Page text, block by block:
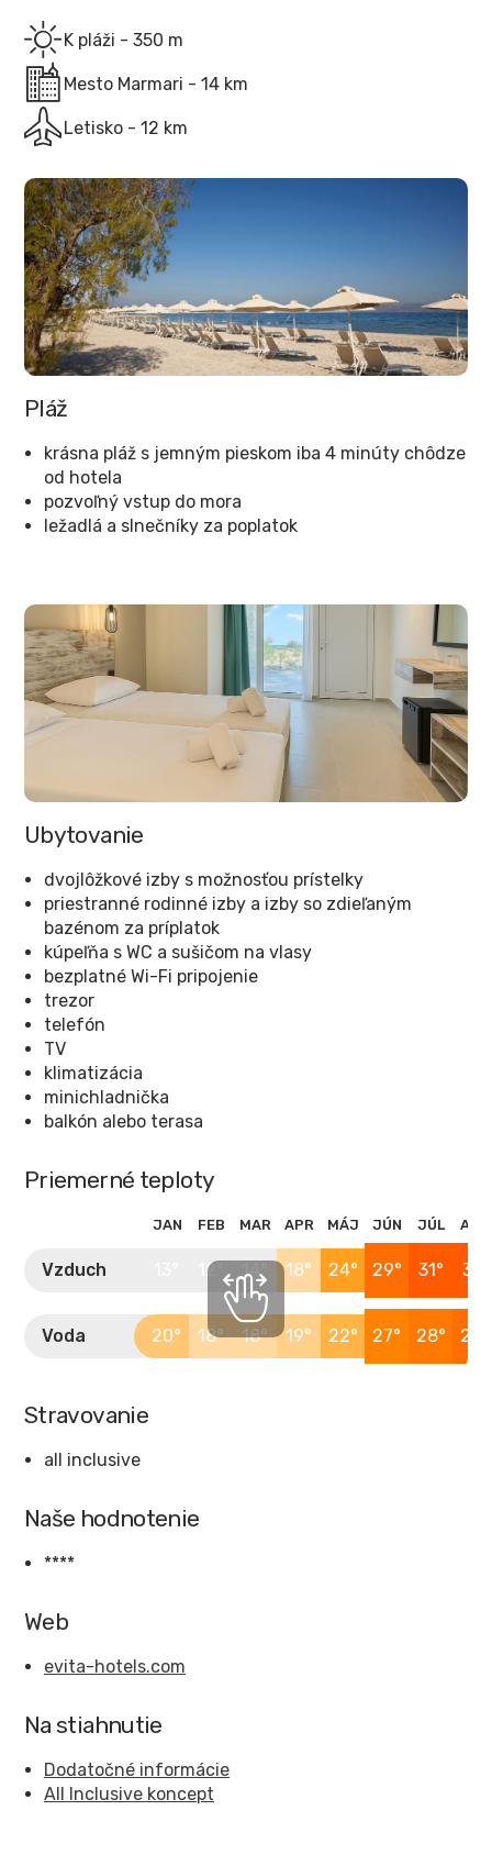
K pláži - 350 m
Mesto Marmari - 14 km
Letisko - 12 km
Pláž
krásna pláž s jemným pieskom iba 4 minúty chôdze
od hotela
pozvoľný vstup do mora
ležadlá a slnečníky za poplatok
Ubytovanie
dvojlôžkové izby s možnosťou prístelky
priestranné rodinné izby a izby so zdieľaným
bazénom za príplatok
kúpeľňa s WC a sušičom na vlasy
bezplatné Wi-Fi pripojenie
trezor
telefón
TV
klimatizácia
minichladnička
balkón alebo terasa
Priemerné teploty
JAN FEB MAR APR MÁJ JÚN JÚL AUG
Vzduch 12° 14° 18° 24° 29° 31° 31°
Voda 20° 18° 18° 19° 22° 27° 28° 29°
Stravovanie
all inclusive
Naše hodnotenie
****
Web
evita-hotels.com
Na stiahnutie
Dodatočné informácie
All Inclusive koncept